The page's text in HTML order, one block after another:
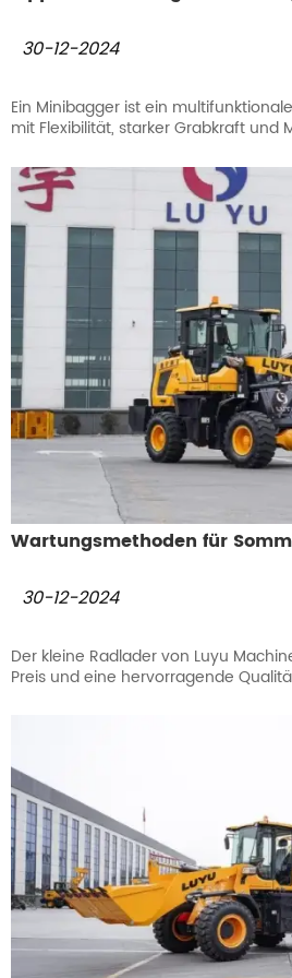
30-12-2024
Ein Minibagger ist ein
mit Flexibilität, starker Grabkraft und
ausheben und verschiedene
kann der Kleinbagger an eine
Greifer, Bohrer usw. angepasst
Arbeitseffizienz verbessert. Die
gute Sicht machen ihn ideal für alle
Die von Luyu Machinery
nach Ihren Wünschen angepasst
Farbe, Aussehen usw. Wir verfügen
Lagerbestand und werden die
möglich nach Ihrer Zahlung
Ihres Projekts zu verzögern.
Wartungsmethoden für
30-12-2024
Der kleine Radlader von Luyu
Preis und eine hervorragende
regelmäßige Wartung im Sommer
Betrieb und die stabile Leistung des
eine angemessene Wartung im
beitragen, eine Überhitzung der
Hydrauliksystems und elektrische
Verbessern Sie die Zuverlässigkeit
und verlängern Sie gleichzeitig ihre